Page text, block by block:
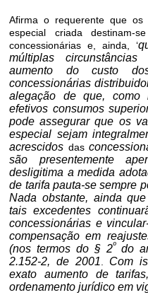
Afirma o requerente que
especial criada destinam-
concessionárias e, ainda, ‘
múltiplas
aumento do custo
concessionárias
alegação de que,
efetivos consumos
pode assegurar que os
especial sejam
acrescidos das
são presentemente
desligitima a medida
de tarifa pauta-se sempre
Nada obstante, ainda
tais excedentes
concessionárias e
compensação em
(nos termos do § 2º do
2.152-2, de 2001. Com
exato aumento de
ordenamento jurídico em